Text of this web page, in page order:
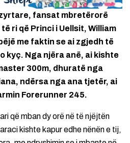
fansat mbretërorë
ri që Princi i Uellsit, William
me faktin se ai zgjedh të
kyç. Nga njëra anë, ai kishte
300m, dhuratë nga
ndërsa nga ana tjetër, ai
Forerunner 245.
që mban dy orë në të njëjtën
kishte kapur edhe nënën e tij,